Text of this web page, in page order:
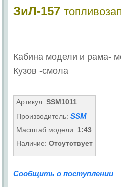
ЗиЛ-157
Кабина модели и рама-
Кузов -смола
Артикул: SSM1011
Производитель: SSM
Масштаб модели: 1:43
Наличие: Отсутствует
Сообщить о поступлении